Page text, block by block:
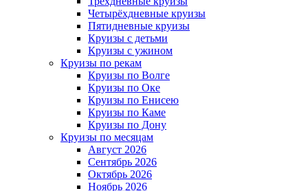
Четырёхдневные круизы
Пятидневные круизы
Круизы с детьми
Круизы с ужином
Круизы по рекам
Круизы по Волге
Круизы по Оке
Круизы по Енисею
Круизы по Каме
Круизы по Дону
Круизы по месяцам
Август 2026
Сентябрь 2026
Октябрь 2026
Ноябрь 2026